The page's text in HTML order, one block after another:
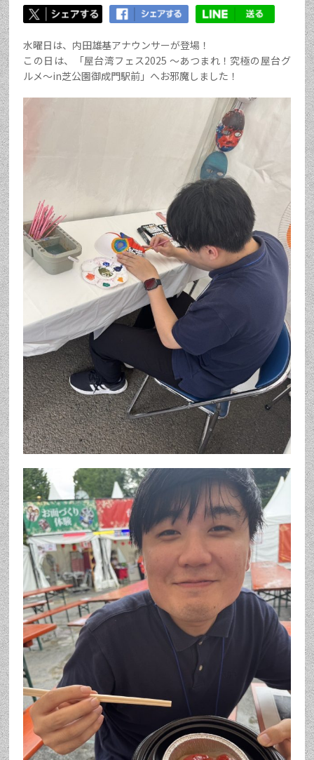
水曜日は、内田雄基アナウンサーが登場！
この日は、「屋台湾フェス2025 ～あつまれ！究極の屋台グ
ルメ～in芝公園御成門駅前」へお邪魔しました！